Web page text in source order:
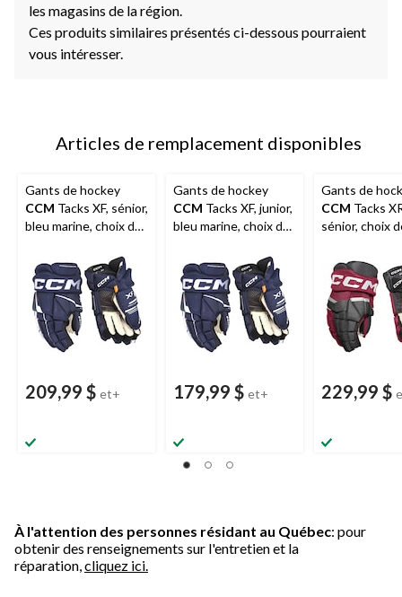
les magasins de la région.
Ces produits similaires présentés ci-dessous pourraient
vous intéresser.
Articles de remplacement disponibles
Gants de hockey
CCM Tacks XF, sénior,
bleu marine, choix de
209,99 $ et+
Gants de hockey
CCM Tacks XF, junior,
bleu marine, choix de
179,99 $ et+
Gants de
CCM Tacks
sénior, choix
229,99 $
À l'attention des personnes résidant au Québec: pour
obtenir des renseignements sur l'entretien et la
réparation, cliquez ici.